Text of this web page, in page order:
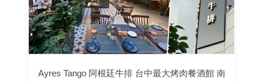
Ayres Tango 阿根廷牛排 台中最大烤肉餐酒館 南